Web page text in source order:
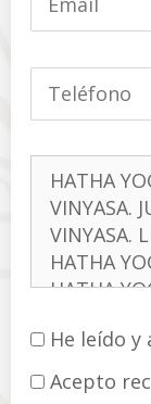
He leído y
Acepto